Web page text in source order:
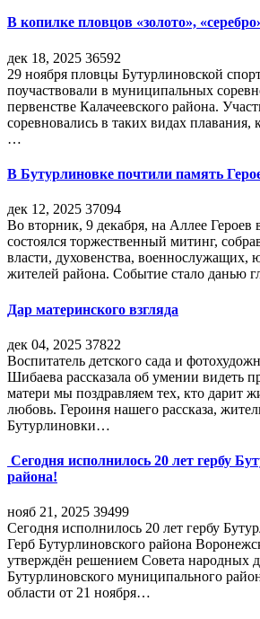
В копилке пловцов «золото»,
дек 18, 2025 36592
29 ноября пловцы Бутурлиновской
поучаствовали в муниципальных
первенстве Калачеевского района.
соревновались в таких видах плавания,
…
В Бутурлиновке почтили память
дек 12, 2025 37094
Во вторник, 9 декабря, на Аллее Героев
состоялся торжественный митинг,
власти, духовенства, военнослужащих,
жителей района. Событие стало данью
Дар материнского взгляда
дек 04, 2025 37822
Воспитатель детского сада и
Шибаева рассказала об умении видеть
матери мы поздравляем тех, кто дарит
любовь. Героиня нашего рассказа,
Бутурлиновки…
Сегодня исполнилось 20 лет гербу
района!
нояб 21, 2025 39499
Сегодня исполнилось 20 лет гербу
Герб Бутурлиновского района
утверждён решением Совета народных
Бутурлиновского муниципального
области от 21 ноября…